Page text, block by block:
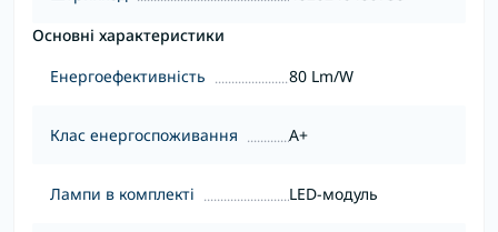
Основні характеристики
Енергоефективність
80 Lm/W
Клас енергоспоживання A+
Лампи в комплекті LED-модуль